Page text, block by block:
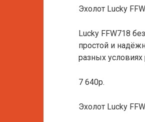
Эхолот Lucky
Lucky FFW718
простой и
разных
7 640р.
Эхолот Lucky